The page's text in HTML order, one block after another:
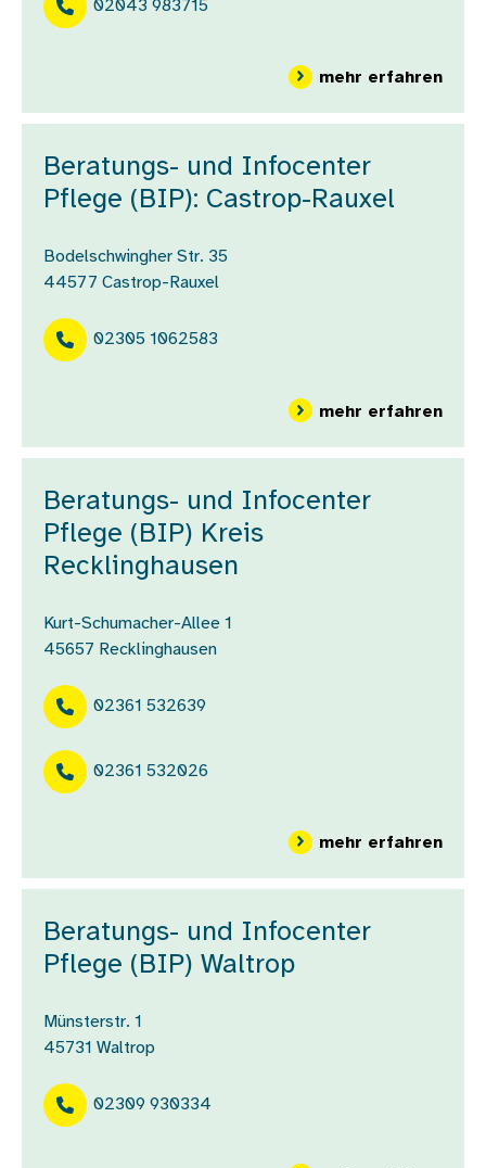
02043 983715
mehr erfahrenüber
Beratungs- und Infocenter
Pflege (BIP): Castrop-Rauxel
Bodelschwingher Str. 35
44577 Castrop-Rauxel
02305 1062583
mehr erfahrenüber
Beratungs- und Infocenter
Pflege (BIP) Kreis
Recklinghausen
Kurt-Schumacher-Allee 1
45657 Recklinghausen
02361 532639
02361 532026
mehr erfahrenüber
Beratungs- und Infocenter
Pflege (BIP) Waltrop
Münsterstr. 1
45731 Waltrop
02309 930334